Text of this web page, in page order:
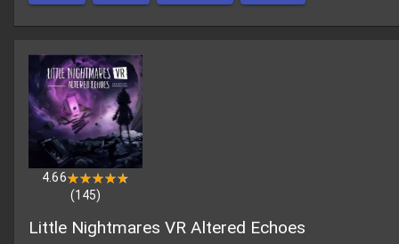
4.66★★★★★
★★★★★
(145)
Little Nightmares VR Altered Echoes